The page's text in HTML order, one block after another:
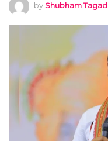
by Shubham Tagad